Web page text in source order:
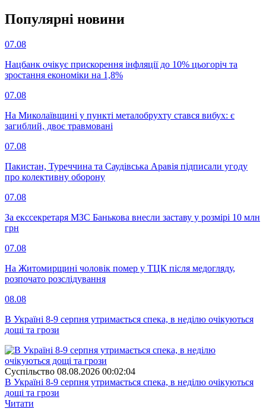
Популярнi новини
07.08
Нацбанк очікує прискорення інфляції до 10% цьогоріч та
зростання економіки на 1,8%
07.08
На Миколаївщині у пункті металобрухту стався вибух: є
загиблий, двоє травмовані
07.08
Пакистан, Туреччина та Саудівська Аравія підписали угоду
про колективну оборону
07.08
За екссекретаря МЗС Банькова внесли заставу у розмірі 10 млн
грн
07.08
На Житомирщині чоловік помер у ТЦК після медогляду,
розпочато розслідування
08.08
В Україні 8-9 серпня утримається спека, в неділю очікуються
дощі та грози
Суспiльство 08.08.2026 00:02:04
В Україні 8-9 серпня утримається спека, в неділю очікуються
дощі та грози
Читати